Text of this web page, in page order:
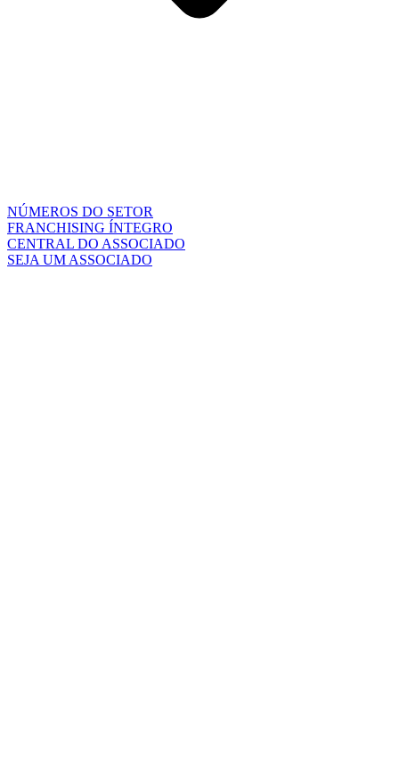
NÚMEROS DO SETOR
FRANCHISING ÍNTEGRO
CENTRAL DO ASSOCIADO
SEJA UM ASSOCIADO